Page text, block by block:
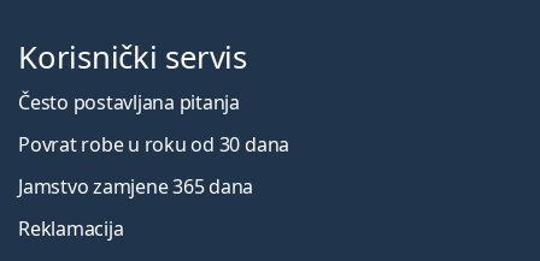
Korisnički servis
Često postavljana pitanja
Povrat robe u roku od 30 dana
Jamstvo zamjene 365 dana
Reklamacija